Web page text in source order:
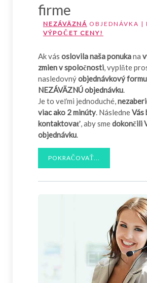
firme
NEZÁVÄZNÁ OBJEDNÁVKA |
VÝPOČET CENY!
Ak vás oslovila naša ponukana
zmien v spoločnosti, vyplňte
nasledovnýobjednávkový
NEZÁVÄZNÚ objednávku.
Je to veľmi jednoduché,
viac ako 2 minúty. NásledneVás
kontaktovať, aby smedokončili
objednávku.
POKRAČOVAŤ...